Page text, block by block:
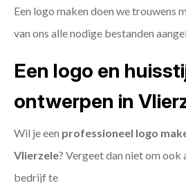
Een logo maken doen we trouwens
van ons alle nodige bestanden
Een logo en
ontwerpen in
Wil je een professioneel logo
Vlierzele? Vergeet dan niet om ook
bedrijf te